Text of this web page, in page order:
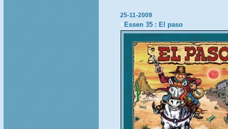
25-11-2009
Essen 35 : El paso